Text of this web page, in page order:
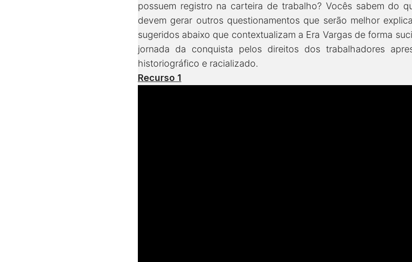
possuem registro na carteira de trabalho? Vocês sabem do
devem gerar outros questionamentos que serão melhor
sugeridos abaixo que contextualizam a Era Vargas de forma
jornada da conquista pelos direitos dos trabalhadores
historiográfico e racializado.
Recurso 1